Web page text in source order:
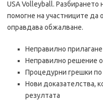
USA Volleyball.
помогне на участниците да
оправдава обжалване.
Неправилно
Неправилно решение
Процедурни грешки
Нови доказателства,
резултата